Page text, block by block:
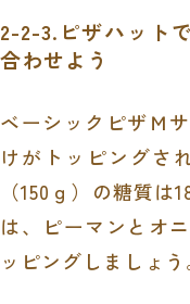
2-2-3.ピザハット
合わせよう
ベーシックピザＭ
けがトッピングさ
（150 ｇ）の糖質は
は、ピーマンとオ
ッピングしましょう